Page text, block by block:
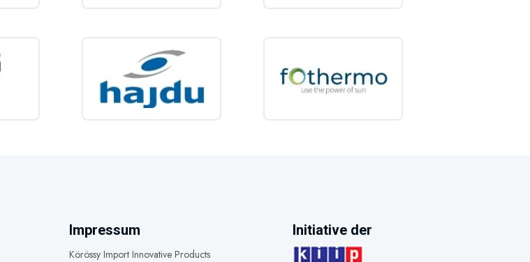
Impressum
Körössy Import Innovative Products
Initiative der